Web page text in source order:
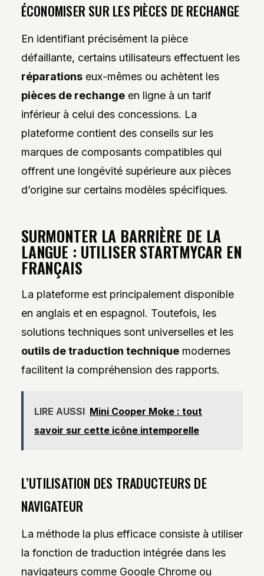
ÉCONOMISER SUR LES PIÈCES DE RECHANGE
En identifiant précisément la pièce
défaillante, certains utilisateurs effectuent les
réparationseux-mêmes ou achètent les
pièces de rechangeen ligne à un tarif
inférieur à celui des concessions. La
plateforme contient des conseils sur les
marques de composants compatibles qui
offrent une longévité supérieure aux pièces
d’origine sur certains modèles spécifiques.
SURMONTER LA BARRIÈRE DE LA
LANGUE : UTILISER STARTMYCAR EN
FRANÇAIS
La plateforme est principalement disponible
en anglais et en espagnol. Toutefois, les
solutions techniques sont universelles et les
outils de traduction techniquemodernes
facilitent la compréhension des rapports.
LIRE AUSSI Mini Cooper Moke : tout
savoir sur cette icône intemporelle
L’UTILISATION DES TRADUCTEURS DE
NAVIGATEUR
La méthode la plus efficace consiste à utiliser
la fonction de traduction intégrée dans les
navigateurs comme Google Chrome ou